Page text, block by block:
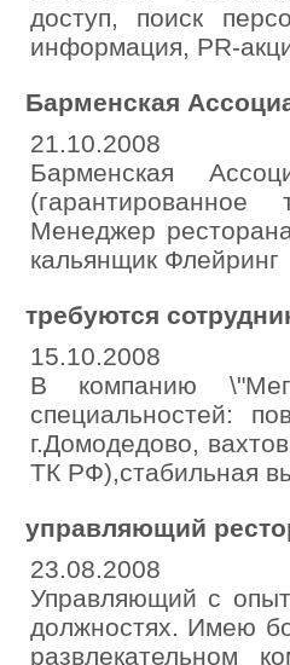
доступ, поиск
информация, PR-
Барменская
21.10.2008
Барменская
(гарантированное
Менеджер
кальянщик Флейринг
требуются
15.10.2008
В компанию
специальностей:
г.Домодедово,
ТК РФ),стабильная
управляющий
23.08.2008
Управляющий с
должностях. Имею
развлекательном